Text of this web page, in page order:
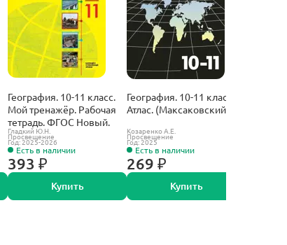
География. 10-11 класс.
Мой тренажёр. Рабочая
тетрадь. ФГОС Новый.
Гладкий Ю.Н.
Просвещение
Год: 2025-2026
Есть в наличии
393 ₽
Купить
География. 10-11 класс.
Атлас. (Максаковский).
Козаренко А.Е.
Просвещение
Год: 2025
Есть в наличии
269 ₽
Купить